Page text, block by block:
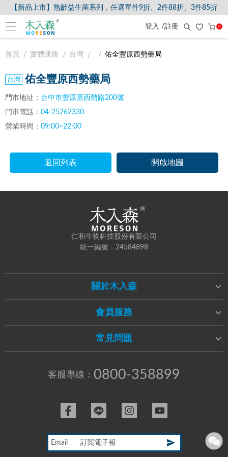
【新品上市】熟齡益生菌系列，任選單件9折、2件88折、3件85折
登入 /註冊 0
首頁 實體通路 台灣 佑全豐原西勢藥局
佑全豐原西勢藥局
門市地址： 台中市豐原區西勢路200號
門市電話： 04-25262330
營業時間： 09:00~22:00
返回列表 開啟地圖
仁和生物科技股份有限公司
統一編號：24584898
關於木入森
會員服務
常見問題
客服專線： 0800-358899
Email